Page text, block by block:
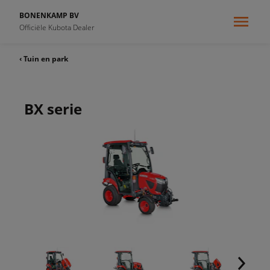
BONENKAMP BV
Officiële Kubota Dealer
‹ Tuin en park
BX serie